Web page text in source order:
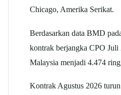
Chicago, Amerika Serikat.
Berdasarkan data BMD
kontrak berjangka CPO
Malaysia menjadi 4.474
Kontrak Agustus 2026